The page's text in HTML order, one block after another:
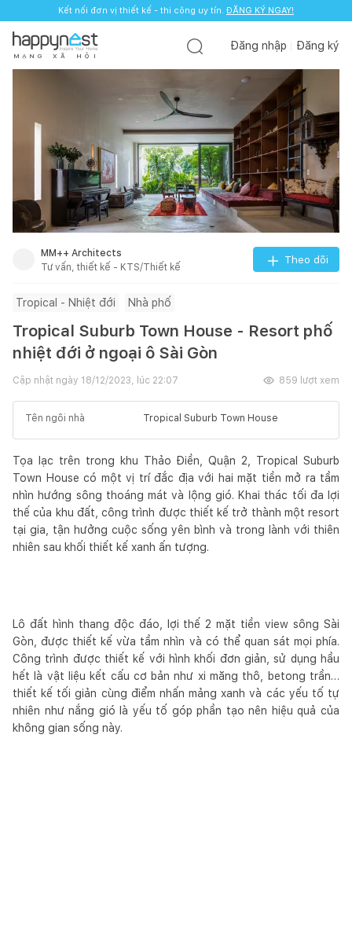
Kết nối đơn vị thiết kế - thi công uy tín. ĐĂNG KÝ NGAY!
M Ạ N G X Ã H Ộ I
Đăng nhập Đăng ký
MM++ Architects
Tư vấn, thiết kế - KTS/Thiết kế
Theo dõi
Tropical - Nhiệt đới Nhà phố
Tropical Suburb Town House - Resort phố
nhiệt đới ở ngoại ô Sài Gòn
Cập nhật ngày 18/12/2023, lúc 22:07 859 lượt xem
Tên ngôi nhà Tropical Suburb Town House
Tọa lạc trên trong khu Thảo Điền, Quận 2, Tropical Suburb
Town House có một vị trí đắc địa với hai mặt tiền mở ra tầm
nhìn hướng sông thoáng mát và lộng gió. Khai thác tối đa lợi
thế của khu đất, công trình được thiết kế trở thành một resort
tại gia, tận hưởng cuộc sống yên bình và trong lành với thiên
nhiên sau khối thiết kế xanh ấn tượng.
Lô đất hình thang độc đáo, lợi thế 2 mặt tiền view sông Sài
Gòn, được thiết kế vừa tầm nhìn và có thể quan sát mọi phía.
Công trình được thiết kế với hình khối đơn giản, sử dụng hầu
hết là vật liệu kết cấu cơ bản như xi măng thô, betong trần…
thiết kế tối giản cùng điểm nhấn mảng xanh và các yếu tố tự
nhiên như nắng gió là yếu tố góp phần tạo nên hiệu quả của
không gian sống này.